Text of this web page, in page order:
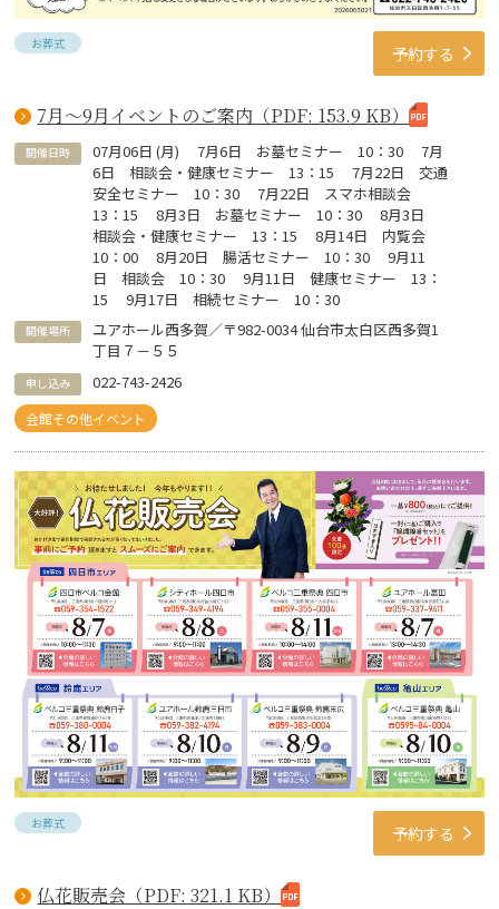
お葬式 予約する
7月～9月イベントのご案内（PDF: 153.9 KB）
開催日時 07月06日 (月) 7月6日 お墓セミナー 10：30 7月
6日 相談会・健康セミナー 13：15 7月22日 交通
安全セミナー 10：30 7月22日 スマホ相談会
13：15 8月3日 お墓セミナー 10：30 8月3日
相談会・健康セミナー 13：15 8月14日 内覧会
10：00 8月20日 腸活セミナー 10：30 9月11
日 相談会 10：30 9月11日 健康セミナー 13：
15 9月17日 相続セミナー 10：30
開催場所
ユアホール西多賀／〒982-0034 仙台市太白区西多賀1
丁目７－５５
申し込み 022-743-2426
会館その他イベント
お葬式 予約する
仏花販売会（PDF: 321.1 KB）